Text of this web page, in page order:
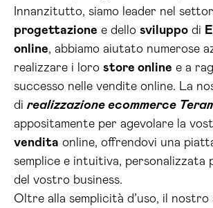
Innanzitutto, siamo leader nel
progettazione e dello sviluppo di
online, abbiamo aiutato numerose
realizzare i loro store online e a
successo nelle vendite online. La
direalizzazione ecommerce
appositamente per agevolare la
vendita online, offrendovi una
semplice e intuitiva, personalizzata
del vostro business.
Oltre alla semplicità d’uso, il nostro